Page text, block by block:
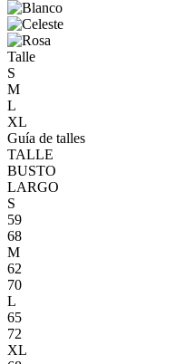
Talle
S
M
L
XL
Guía de talles
TALLE
BUSTO
LARGO
S
59
68
M
62
70
L
65
72
XL